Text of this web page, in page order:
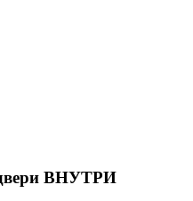
двери ВНУТРИ